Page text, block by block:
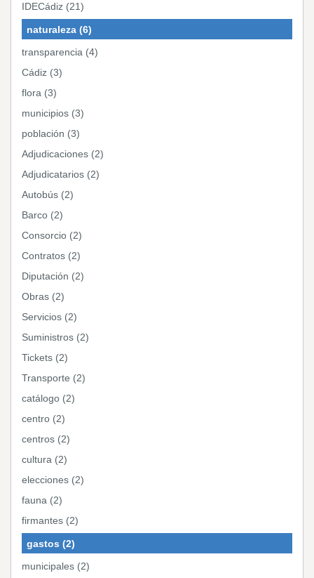
IDECádiz (21)
naturaleza (6)
transparencia (4)
Cádiz (3)
flora (3)
municipios (3)
población (3)
Adjudicaciones (2)
Adjudicatarios (2)
Autobús (2)
Barco (2)
Consorcio (2)
Contratos (2)
Diputación (2)
Obras (2)
Servicios (2)
Suministros (2)
Tickets (2)
Transporte (2)
catálogo (2)
centro (2)
centros (2)
cultura (2)
elecciones (2)
fauna (2)
firmantes (2)
gastos (2)
municipales (2)